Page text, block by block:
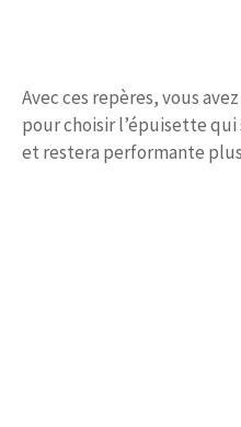
Avec ces repères, vous
pour choisir l’épuisette
et restera performante